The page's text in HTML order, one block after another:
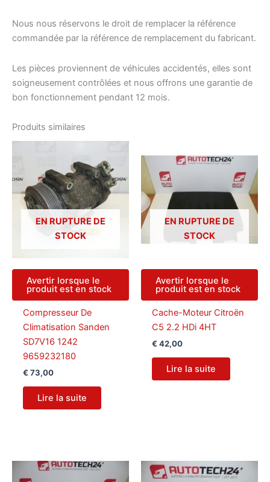
Nous nous réservons le droit de remplacer la référence
commandée par la référence de remplacement du fabricant.
Les pièces proviennent de véhicules accidentés, elles sont
soigneusement contrôlées et nous offrons une garantie de
bon fonctionnement pendant 12 mois.
Produits similaires
EN RUPTURE DE
STOCK
Avertir lorsque le
produit est en stock
Compresseur De
Climatisation Sanden
SD7V16 1242
9659232180
€ 73,00
Lire la suite
EN RUPTURE DE
STOCK
Avertir lorsque le
produit est en stock
Cache-Moteur Citroën
C5 2.2 HDi 4HT
€ 42,00
Lire la suite